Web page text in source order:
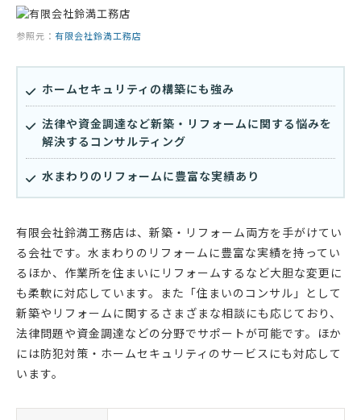
参照元： 有限会社鈴満工務店
ホームセキュリティの構築にも強み
法律や資金調達など新築・リフォームに関する悩みを
解決するコンサルティング
水まわりのリフォームに豊富な実績あり
有限会社鈴満工務店は、新築・リフォーム両方を手がけてい
る会社です。水まわりのリフォームに豊富な実績を持ってい
るほか、作業所を住まいにリフォームするなど大胆な変更に
も柔軟に対応しています。また「住まいのコンサル」として
新築やリフォームに関するさまざまな相談にも応じており、
法律問題や資金調達などの分野でサポートが可能です。ほか
には防犯対策・ホームセキュリティのサービスにも対応して
います。